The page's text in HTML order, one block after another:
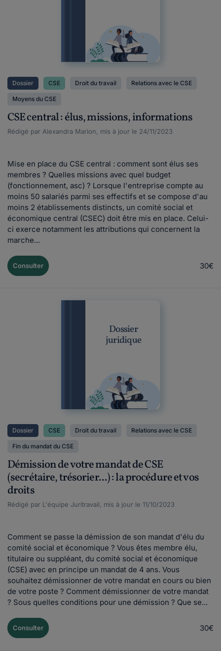
Dossier CSE Droit du travail Relations avec le CSE
Moyens du CSE
CSE central : élus, missions, informations
Rédigé par Alexandra Marion, mis à jour le 24/11/2023
Mise en place du CSE central : comment sont élus ses
membres ? Quelles missions avec quel budget
(fonctionnement, asc) ? Lorsque l'entreprise compte au
moins 50 salariés parmi ses effectifs et se compose d'au
moins 2 établissements distincts, un comité social et
économique central (CSEC) doit être mis en place. Celui-
ci exerce notamment les attributions qui concernent la
marche...
Consulter 30€
Dossier
juridique
Dossier CSE Droit du travail Relations avec le CSE
Fin du mandat du CSE
Démission de votre mandat de CSE
(secrétaire, trésorier...) : la procédure et vos
droits
Rédigé par L'équipe Juritravail, mis à jour le 11/10/2023
Comment se passe la démission de son mandat d'élu du
comité social et économique ? Vous êtes membre élu,
titulaire ou suppléant, du comité social et économique
(CSE) avec en principe un mandat de 4 ans. Vous
souhaitez démissionner de votre mandat en cours ou bien
de votre poste ? Comment démissionner de votre mandat
? Sous quelles conditions pour une démission ? Que se...
Consulter 30€